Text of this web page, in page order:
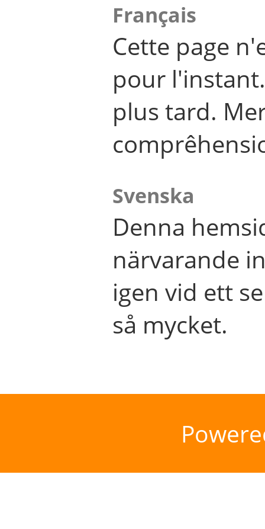
Français
Cette page
pour
plus tard.
Svenska
Denna
närvarande
igen vid ett
så mycket.